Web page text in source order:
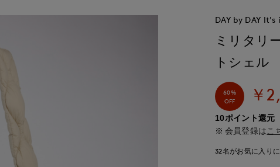
DAY by DAY
ミリタリ
トシェル
60%
OFF
￥
10ポイント還元
会員登録は こ
32名がお気に入り